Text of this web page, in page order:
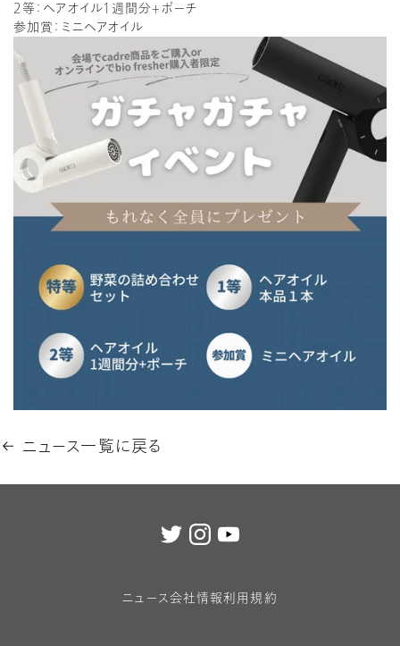
２等：ヘアオイル1週間分+ポーチ
参加賞：ミニヘアオイル
ニュース一覧に戻る
ニュース 会社情報 利用規約